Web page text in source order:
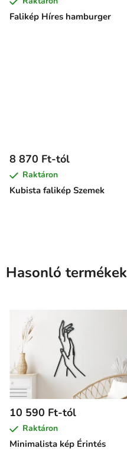
Falikép Híres hamburger
Kubista falikép Szemek
8 870 Ft-tól
Raktáron
Hasonló termékek
Minimalista kép Érintés
10 590 Ft-tól
Raktáron